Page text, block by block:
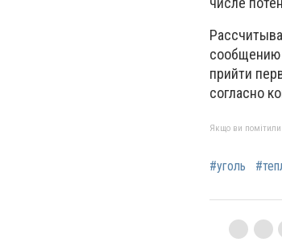
сообщению
прийти
согласно
Якщо ви помітили
#уголь